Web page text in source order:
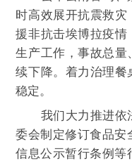
时高效展开抗震救
援非抗击埃博拉疫情
生产工作，事故总量
续下降。着力治理餐
稳定。
我们大力推进依
委会制定修订食品安
信息公示暂行条例等